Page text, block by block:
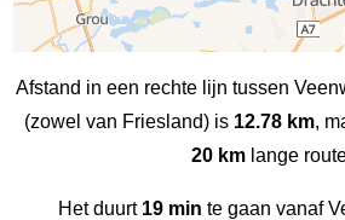
Afstand in een rechte lijn tussen
(zowel van Friesland) is 12.78 km,
20 kmlange
Het duurt 19 min te gaan vanaf